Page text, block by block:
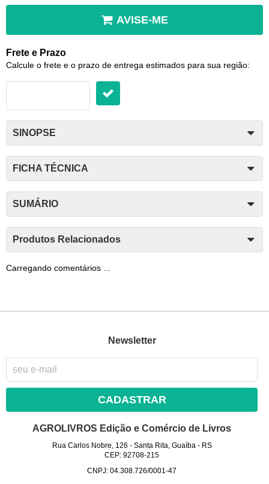
AVISE-ME
Frete e Prazo
Calcule o frete e o prazo de entrega estimados para sua região:
SINOPSE
FICHA TÉCNICA
SUMÁRIO
Produtos Relacionados
Carregando comentários ...
Newsletter
CADASTRAR
AGROLIVROS Edição e Comércio de Livros
Rua Carlos Nobre, 126 - Santa Rita, Guaíba- RS
CEP: 92708-215
CNPJ: 04.308.726/0001-47